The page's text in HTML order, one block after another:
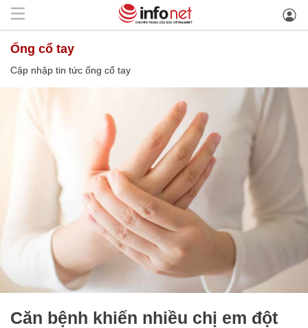
ống cổ tay
Cập nhập tin tức ống cổ tay
Căn bệnh khiến nhiều chị em đột